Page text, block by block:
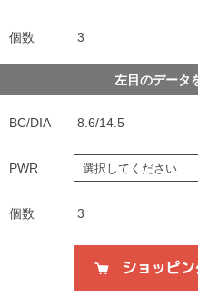
個数 3
左目のデータ
BC/DIA 8.6/14.5
PWR
個数 3